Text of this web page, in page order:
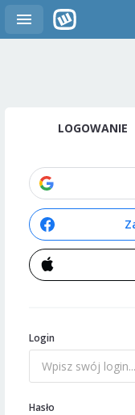
LOGOWANIE
Login
Hasło